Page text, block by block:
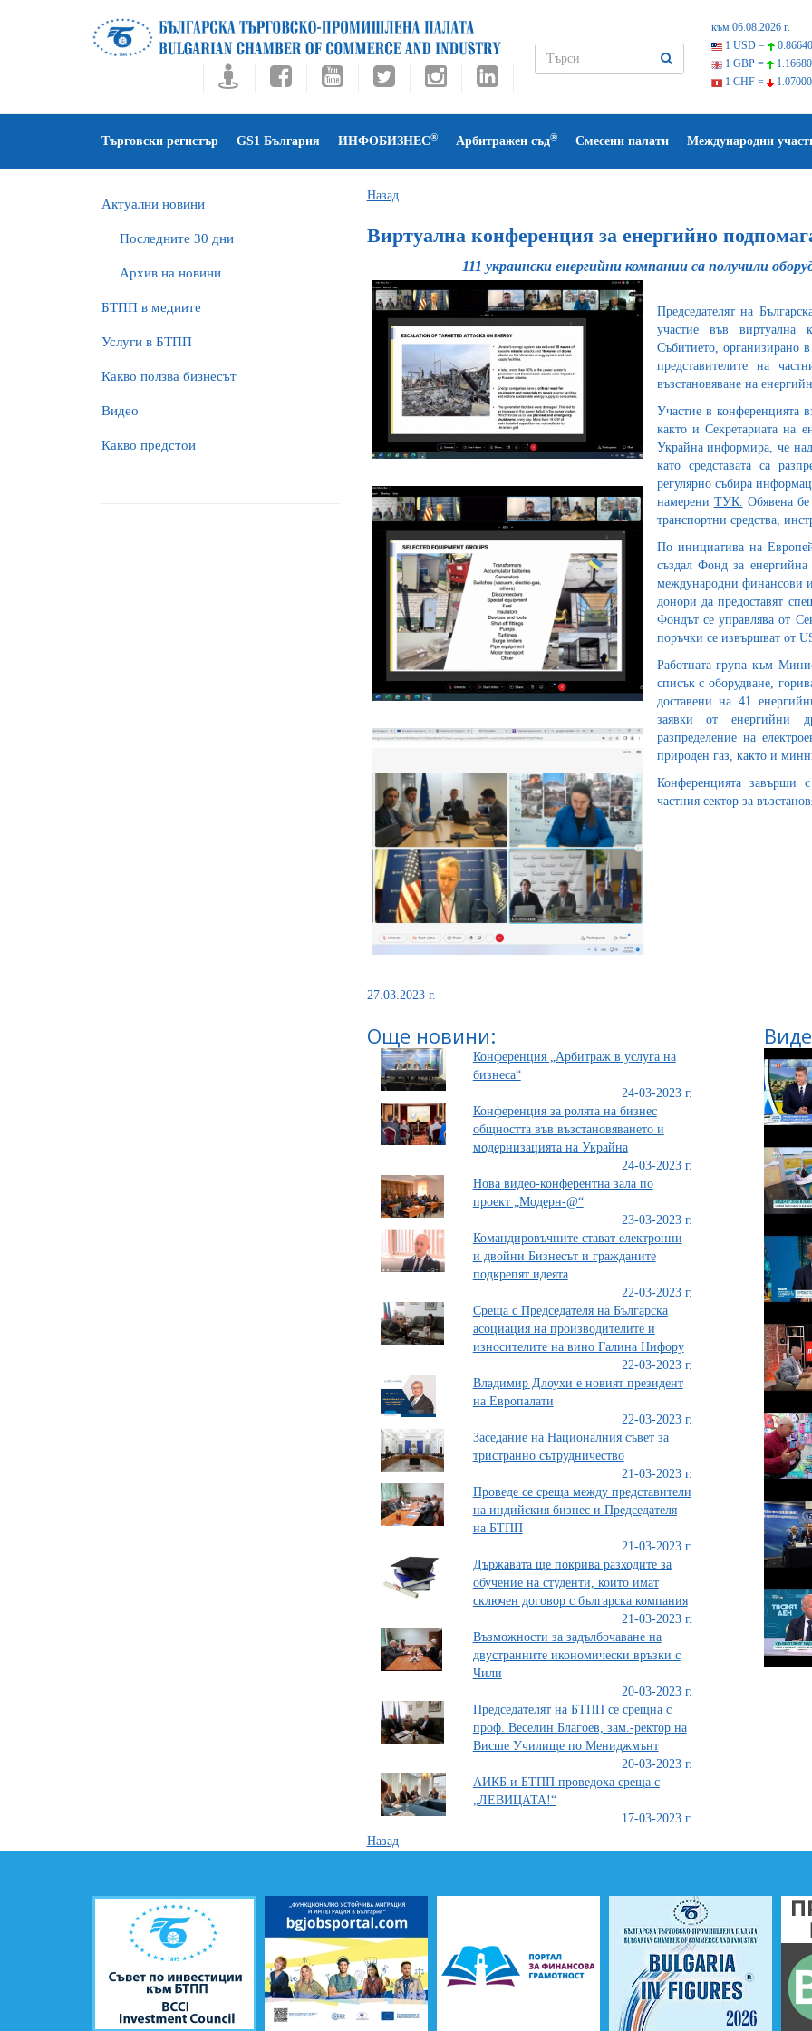
към 06.08.2026 г.
1 USD =
1 GBP =
1 CHF =
Търговски регистър GS1 България ИНФОБИЗНЕС® Арбитражен съд® Смесени палати Международни
Актуални новини
Последните 30 дни
Архив на новини
БTПП в медиите
Услуги в БТПП
Какво ползва бизнесът
Видео
Какво предстои
Назад
Виртуална конференция за енергийно
111 украински енергийни компании са получили
Председателят на
участие във виртуална
Събитието, организирано
представителите на
възстановяване на
Участие в конференцията
както и Секретариата на
Украйна информира, че
като средставата са
регулярно събира
намерени ТУК. Обявена
транспортни средства,
По инициатива на
създал Фонд за енергийна
международни финансови
донори да предоставят
Фондът се управлява от
поръчки се извършват от
Работната група към
списък с оборудване,
доставени на 41
заявки от енергийни
разпределение на
природен газ, както и
Конференцията завърши
частния сектор за
27.03.2023 г.
Още новини:
Конференция „Арбитраж в услуга на
бизнеса“
24-03-2023 г.
Конференция за ролята на бизнес
общността във възстановяването и
модернизацията на Украйна
24-03-2023 г.
Нова видео-конферентна зала по
проект „Модерн-@“
23-03-2023 г.
Командировъчните стават електронни
и двойни Бизнесът и гражданите
подкрепят идеята
22-03-2023 г.
Среща с Председателя на Българска
асоциация на производителите и
износителите на вино Галина Нифору
22-03-2023 г.
Владимир Длоухи е новият президент
на Европалати
22-03-2023 г.
Заседание на Националния съвет за
тристранно сътрудничество
21-03-2023 г.
Проведе се среща между представители
на индийския бизнес и Председателя
на БТПП
21-03-2023 г.
Държавата ще покрива разходите за
обучение на студенти, които имат
сключен договор с българска компания
21-03-2023 г.
Възможности за задълбочаване на
двустранните икономически връзки с
Чили
20-03-2023 г.
Председателят на БТПП се срещна с
проф. Веселин Благоев, зам.-ректор на
Висше Училище по Мениджмънт
20-03-2023 г.
АИКБ и БТПП проведоха среща с
„ЛЕВИЦАТА!“
17-03-2023 г.
Назад